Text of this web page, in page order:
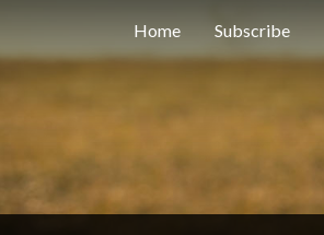
Home Subscribe